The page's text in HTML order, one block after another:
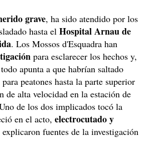
grave, ha sido atendido por los
hasta el Hospital Arnau de
. Los Mossos d'Esquadra han
para esclarecer los hechos y,
apunta a que habrían saltado
peatones hasta la parte superior
de alta velocidad en la estación de
de los dos implicados tocó la
en el acto, electrocutado y
explicaron fuentes de la investigación